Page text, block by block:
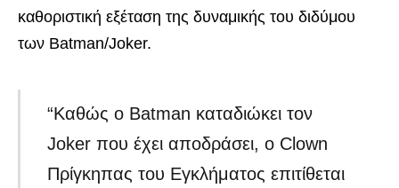
καθοριστική εξέταση της δυναμικής του διδύμου
των Batman/Joker.
“Καθώς ο Batman καταδιώκει τον
Joker που έχει αποδράσει, ο Clown
Πρίγκηπας του Εγκλήματος επιτίθεται